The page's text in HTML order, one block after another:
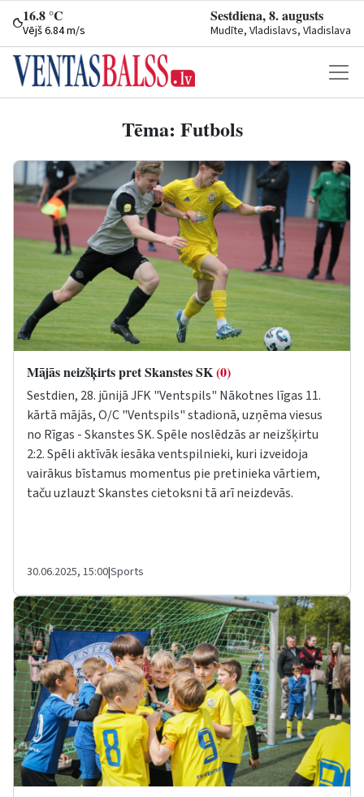
16.8 °C
Vējš 6.84 m/s
Sestdiena, 8. augusts
Mudīte, Vladislavs, Vladislava
Tēma: Futbols
Mājās neizšķirts pret Skanstes SK(0)
Sestdien, 28. jūnijā JFK "Ventspils" Nākotnes līgas 11.
kārtā mājās, O/C "Ventspils" stadionā, uzņēma viesus
no Rīgas - Skanstes SK. Spēle noslēdzās ar neizšķirtu
2:2. Spēli aktīvāk iesāka ventspilnieki, kuri izveidoja
vairākus bīstamus momentus pie pretinieka vārtiem,
taču uzlauzt Skanstes cietoksni tā arī neizdevās.
30.06.2025, 15:00|Sports